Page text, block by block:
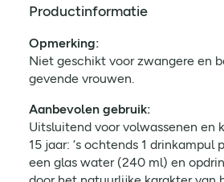
Productinformatie
Opmerking:
Niet geschikt voor zwangere en
gevende vrouwen.
Aanbevolen gebruik:
Uitsluitend voor volwassenen en
15 jaar: ‘s ochtends 1 drinkampul
een glas water (240 ml) en